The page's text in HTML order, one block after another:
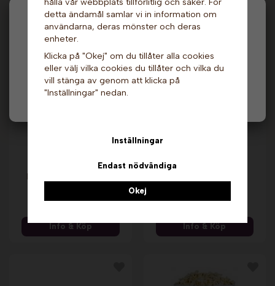
Hej och välkommen till Gottes!
Hos oss får alla handla men välj privatperson (inkl.
moms) eller företag (exkl. moms) för hur våra priser
ska visas.
Privat
Andra köpte även
3 st x 90 gram. Popz
29 kr
Info & Köp
päronsmak - 140 st.
569 kr
Info & Köp
detta ändamål samlar vi in information om
användarna, deras mönster och deras
enheter.
Klicka på "Okej" om du tillåter alla cookies
eller välj vilka cookies du tillåter och vilka du
vill stänga av genom att klicka på
"Inställningar" nedan.
Inställningar
Endast nödvändiga
Okej